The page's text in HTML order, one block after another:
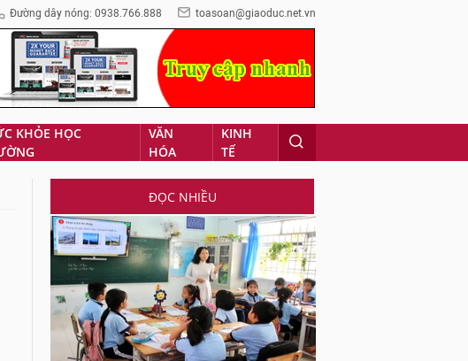
Đường dây nóng: 0938.766.888 toasoan@giaoduc.net.vn
KHỎE HỌC
VĂN
HÓA
KINH
TẾ
ĐỌC NHIỀU